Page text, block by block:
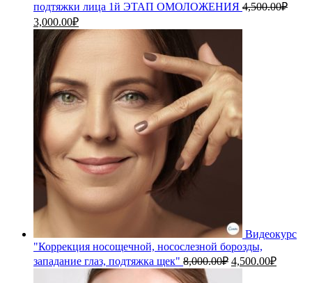
подтяжки лица 1й ЭТАП ОМОЛОЖЕНИЯ 4,500.00₽
Первоначальная
цена
составляла
4,500.00₽.
3,000.00₽Текущая
цена:
Видеокурс
"Коррекция носощечной, носослезной борозды,
западание глаз, подтяжка щек" 8,000.00₽ Первоначальная
цена
4,500.00₽